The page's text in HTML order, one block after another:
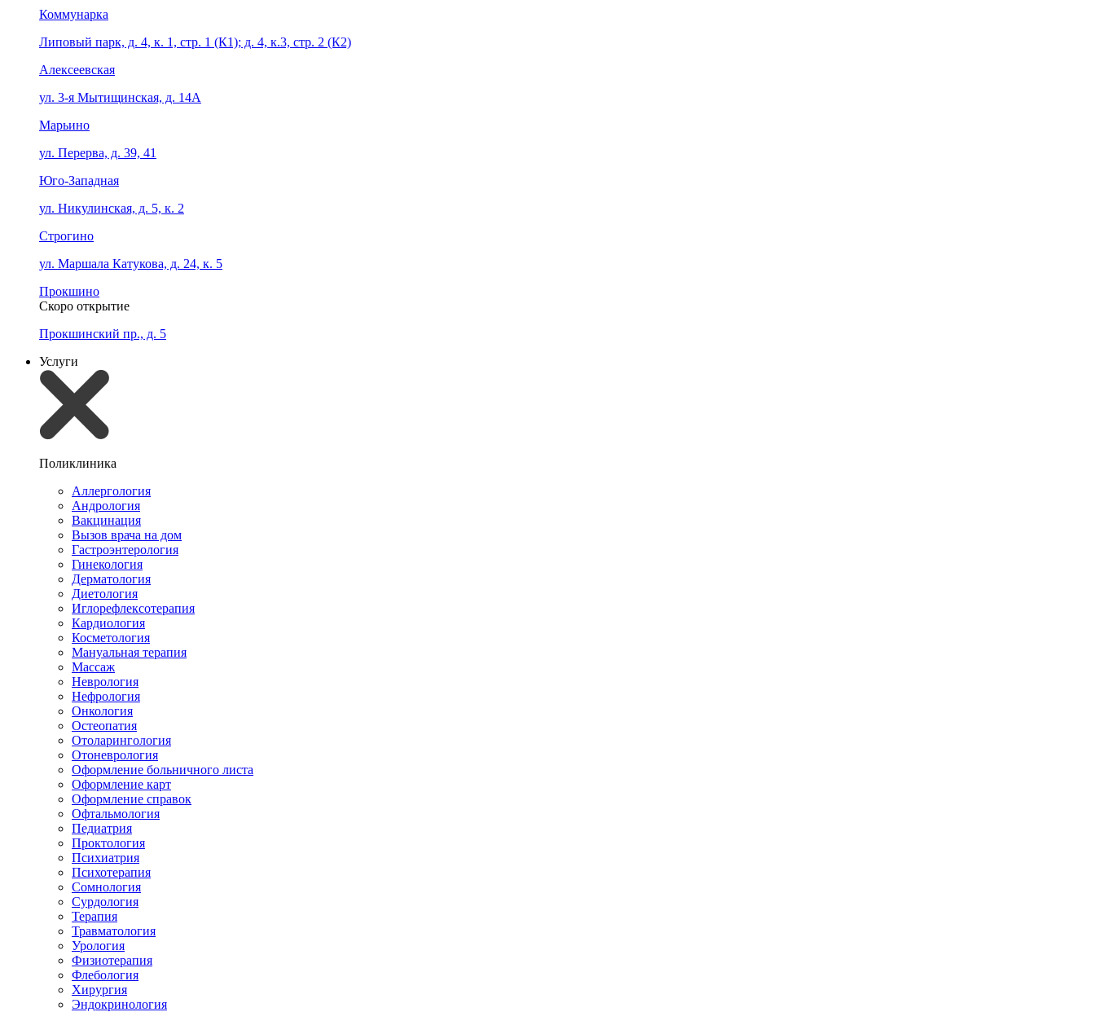
Коммунарка
Липовый парк, д. 4, к. 1, стр. 1 (К1); д. 4, к.3, стр. 2 (К2)
Алексеевская
ул. 3-я Мытищинская, д. 14А
Марьино
ул. Перерва, д. 39, 41
Юго-Западная
ул. Никулинская, д. 5, к. 2
Строгино
ул. Маршала Катукова, д. 24, к. 5
Прокшино
Скоро открытие
Прокшинский пр., д. 5
Услуги
Поликлиника
Аллергология
Андрология
Вакцинация
Вызов врача на дом
Гастроэнтерология
Гинекология
Дерматология
Диетология
Иглорефлексотерапия
Кардиология
Косметология
Мануальная терапия
Массаж
Неврология
Нефрология
Онкология
Остеопатия
Отоларингология
Отоневрология
Оформление больничного листа
Оформление карт
Оформление справок
Офтальмология
Педиатрия
Проктология
Психиатрия
Психотерапия
Сомнология
Сурдология
Терапия
Травматология
Урология
Физиотерапия
Флебология
Хирургия
Эндокринология